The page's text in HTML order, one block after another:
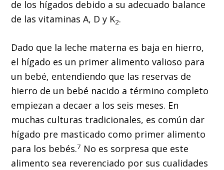
de los hígados debido a su adecuado balance
de las vitaminas A, D y K2.
Dado que la leche materna es baja en hierro,
el hígado es un primer alimento valioso para
un bebé, entendiendo que las reservas de
hierro de un bebé nacido a término completo
empiezan a decaer a los seis meses. En
muchas culturas tradicionales, es común dar
hígado pre masticado como primer alimento
para los bebés.7 No es sorpresa que este
alimento sea reverenciado por sus cualidades